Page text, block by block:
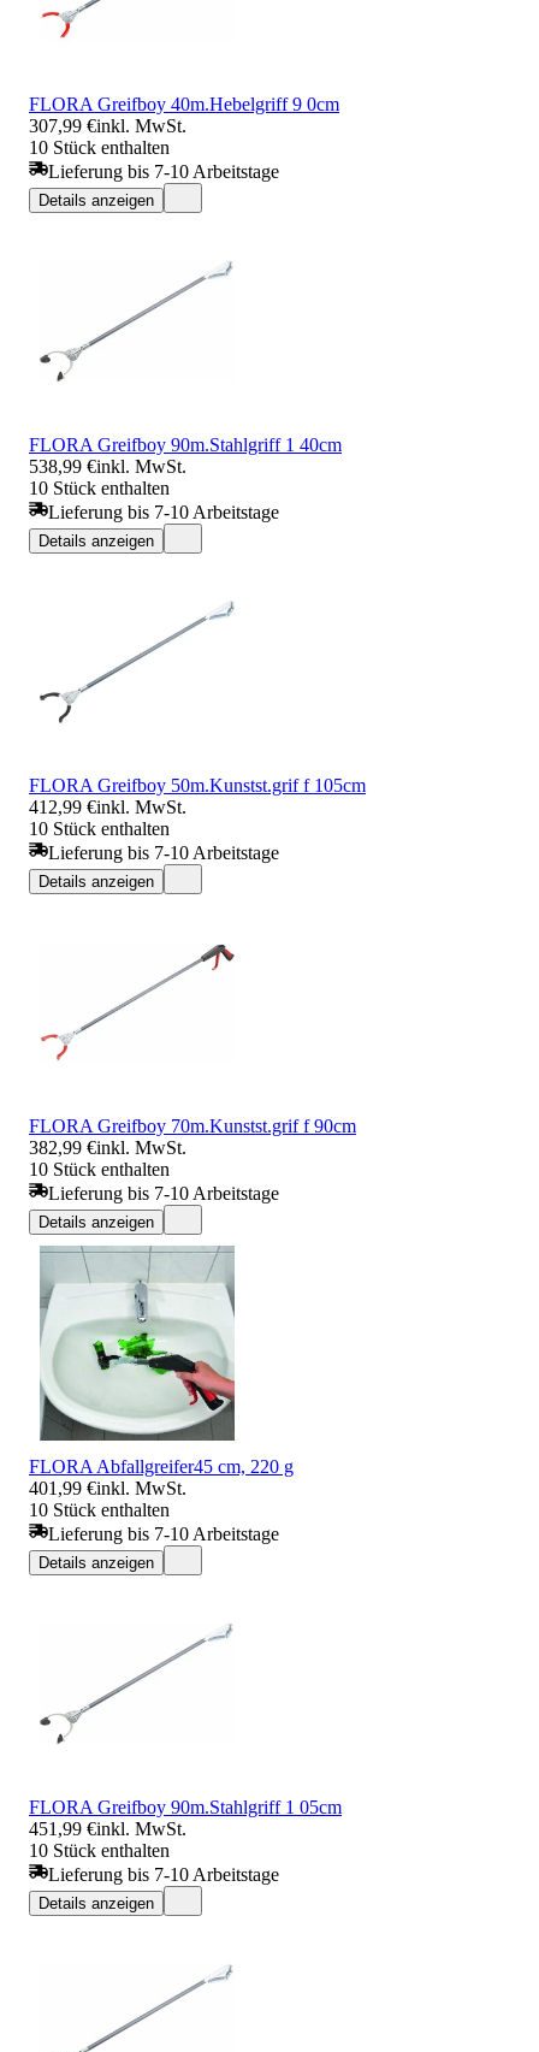
FLORA Greifboy 40m.Hebelgriff 9 0cm
307,99 €inkl. MwSt.
10 Stück enthalten
Lieferung bis 7-10 Arbeitstage
Details anzeigen
FLORA Greifboy 90m.Stahlgriff 1 40cm
538,99 €inkl. MwSt.
10 Stück enthalten
Lieferung bis 7-10 Arbeitstage
Details anzeigen
FLORA Greifboy 50m.Kunstst.grif f 105cm
412,99 €inkl. MwSt.
10 Stück enthalten
Lieferung bis 7-10 Arbeitstage
Details anzeigen
FLORA Greifboy 70m.Kunstst.grif f 90cm
382,99 €inkl. MwSt.
10 Stück enthalten
Lieferung bis 7-10 Arbeitstage
Details anzeigen
FLORA Abfallgreifer45 cm, 220 g
401,99 €inkl. MwSt.
10 Stück enthalten
Lieferung bis 7-10 Arbeitstage
Details anzeigen
FLORA Greifboy 90m.Stahlgriff 1 05cm
451,99 €inkl. MwSt.
10 Stück enthalten
Lieferung bis 7-10 Arbeitstage
Details anzeigen